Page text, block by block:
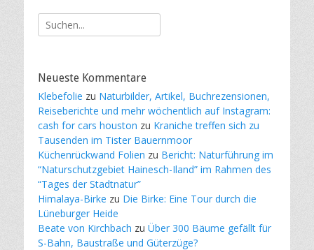
Suche
nach:
Neueste Kommentare
Klebefolie zu Naturbilder, Artikel, Buchrezensionen,
Reiseberichte und mehr wöchentlich auf Instagram:
cash for cars houston zu Kraniche treffen sich zu
Tausenden im Tister Bauernmoor
Küchenrückwand Folien zu Bericht: Naturführung im
“Naturschutzgebiet Hainesch-Iland” im Rahmen des
“Tages der Stadtnatur”
Himalaya-Birke zu Die Birke: Eine Tour durch die
Lüneburger Heide
Beate von Kirchbach zu Über 300 Bäume gefällt für
S-Bahn, Baustraße und Güterzüge?